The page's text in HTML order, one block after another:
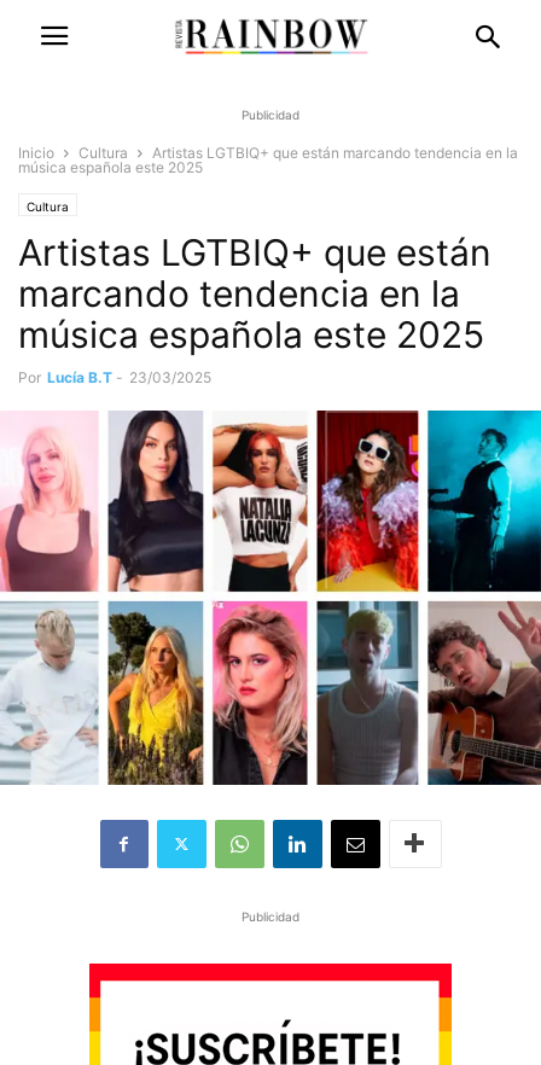
Publicidad
Inicio Cultura
Artistas LGTBIQ+ que están marcando tendencia en la
música española este 2025
Cultura
Artistas LGTBIQ+ que están
marcando tendencia en la
música española este 2025
Por Lucía B.T - 23/03/2025
Publicidad